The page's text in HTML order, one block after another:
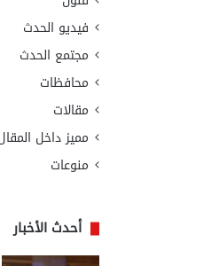
فيديو الحدث
مجتمع الحدث
محافظات
مقالات
مميز داخل
منوعات
أحدث الأخبار